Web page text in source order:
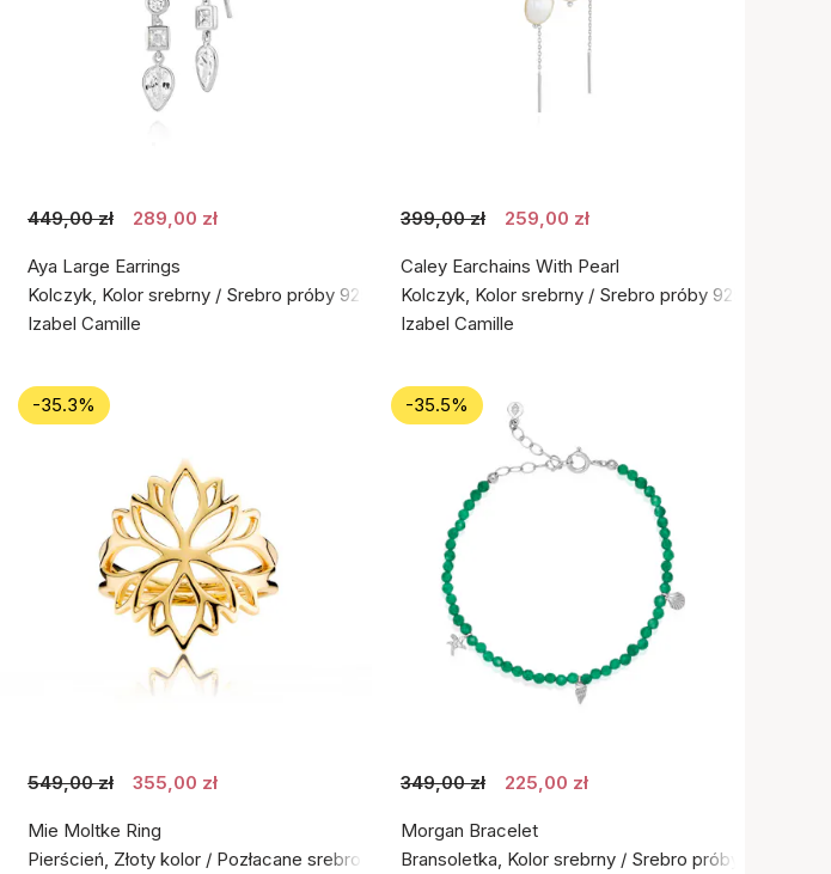
925
449,00 zł 289,00 zł
Aya Large Earrings
Kolczyk, Kolor srebrny / Srebro próby 925
Izabel Camille
399,00 zł 259,00 zł
Caley Earchains With Pearl
Kolczyk, Kolor srebrny / Srebro próby 925
Izabel Camille
-35.3%
549,00 zł 355,00 zł
Mie Moltke Ring
Pierścień, Złoty kolor / Pozłacane srebro próby 925
-35.5%
349,00 zł 225,00 zł
Morgan Bracelet
Bransoletka, Kolor srebrny / Srebro próby 925